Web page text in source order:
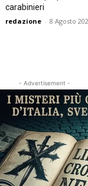
carabinieri
redazione - 8 Agosto
- Advertisement -